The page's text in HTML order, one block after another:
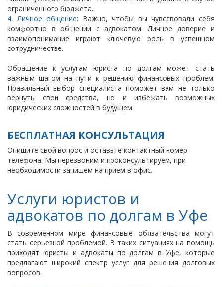
ограниченного бюджета.
4. Личное общение: Важно, чтобы вы чувствовали себя
комфортно в общении с адвокатом. Личное доверие и
взаимопонимание играют ключевую роль в успешном
сотрудничестве.
Обращение к услугам юриста по долгам может стать
важным шагом на пути к решению финансовых проблем.
Правильный выбор специалиста поможет вам не только
вернуть свои средства, но и избежать возможных
юридических сложностей в будущем.
БЕСПЛАТНАЯ КОНСУЛЬТАЦИЯ
Опишите свой вопрос и оставьте контактный номер
телефона. Мы перезвоним и проконсультируем, при
необходимости запишем на прием в офис.
Услуги юристов и
адвокатов по долгам в Уфе
В современном мире финансовые обязательства могут
стать серьезной проблемой. В таких ситуациях на помощь
приходят юристы и адвокаты по долгам в Уфе, которые
предлагают широкий спектр услуг для решения долговых
вопросов.